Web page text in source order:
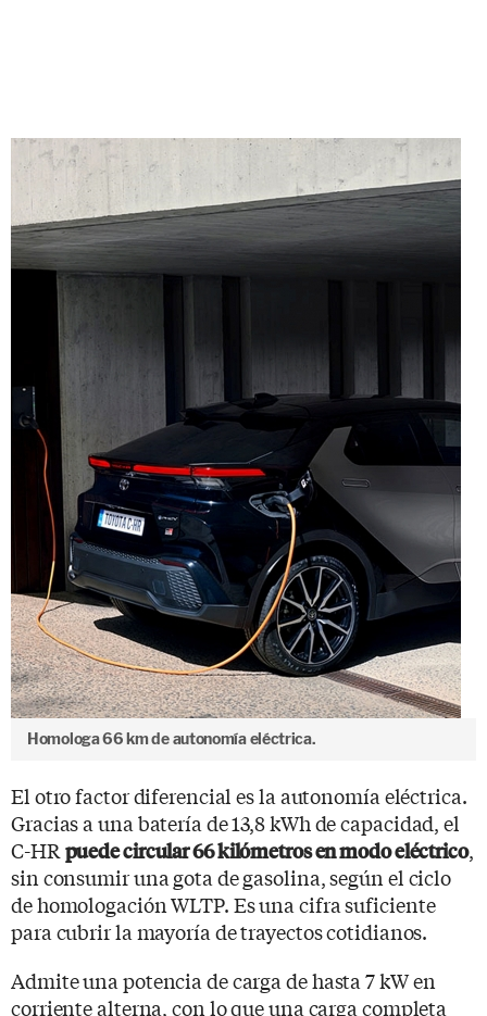
Homologa 66 km de autonomía eléctrica.
El otro factor diferencial es la autonomía eléctrica.
Gracias a una batería de 13,8 kWh de capacidad, el
C-HR puede circular 66 kilómetros en modo eléctrico,
sin consumir una gota de gasolina, según el ciclo
de homologación WLTP. Es una cifra suficiente
para cubrir la mayoría de trayectos cotidianos.
Admite una potencia de carga de hasta 7 kW en
corriente alterna, con lo que una carga completa